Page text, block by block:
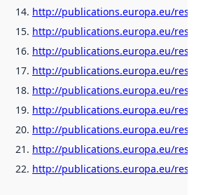
http://publications.europa.eu/
http://publications.europa.eu/
http://publications.europa.eu/
http://publications.europa.eu/
http://publications.europa.eu/
http://publications.europa.eu/
http://publications.europa.eu/
http://publications.europa.eu/
http://publications.europa.eu/